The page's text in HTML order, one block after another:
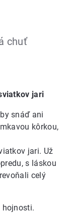
chuť
jari
snáď ani
kôrkou,
jari. Už
s láskou
celý
hojnosti.